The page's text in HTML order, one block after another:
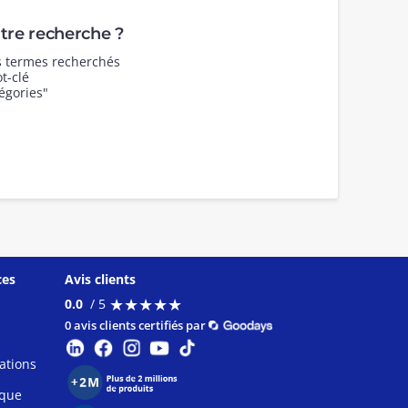
recherche ?
recherchés
clé
Avis clients
0.0 / 5 ★★★★★
★★★★★
0 avis clients certifiés par